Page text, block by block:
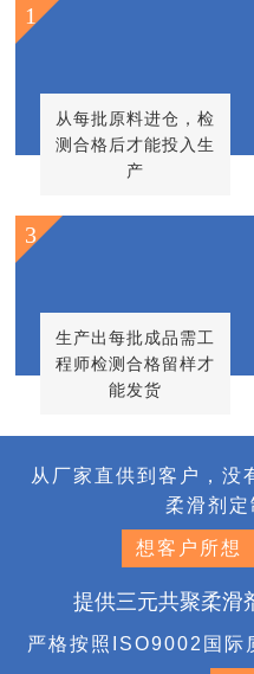
从每批原料进仓，检
测合格后才能投入生
产
1
生产出每批成品需工
程师检测合格留样才
能发货
3
从厂家直供到客户，没
柔滑剂
想客户所想
提供三元共聚柔滑
严格按照ISO9002国际